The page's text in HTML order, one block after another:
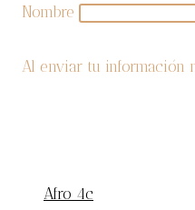
cabello
Nombre
Al enviar tu información
Afro 4c